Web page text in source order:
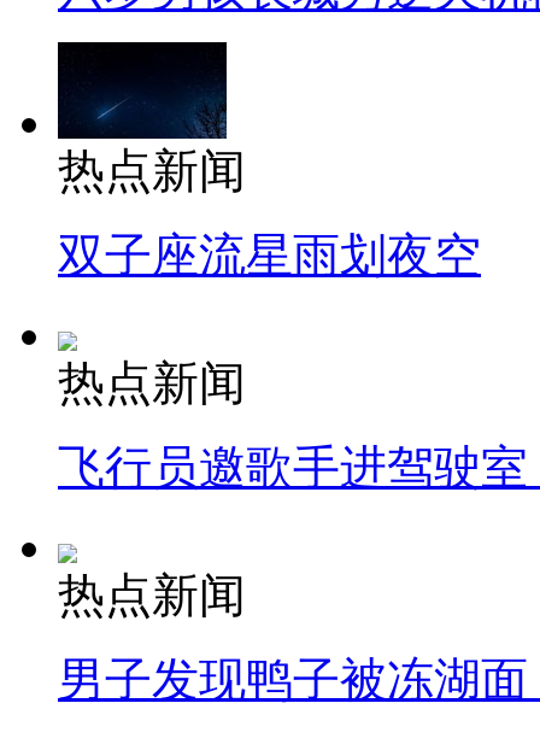
热点新闻
双子座流星雨划夜空
热点新闻
飞行员邀歌手进驾驶
热点新闻
男子发现鸭子被冻湖